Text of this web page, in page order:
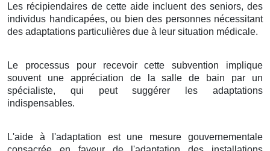
Les récipiendaires de cette aide incluent des seniors, des
individus handicapées, ou bien des personnes nécessitant
des adaptations particulières due à leur situation médicale.
Le processus pour recevoir cette subvention implique
souvent une appréciation de la salle de bain par un
spécialiste, qui peut suggérer les adaptations
indispensables.
L'aide à l'adaptation est une mesure gouvernementale